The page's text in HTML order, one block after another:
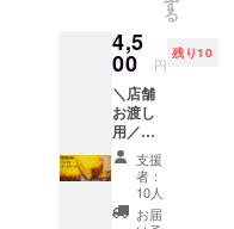
の営業
日のみ
となり
ます ・
キッチ
ンカー
ではご
対応で
きませ
ん（店
法を、
〈郵
送〉も
しくは
〈店舗
での手
渡し〉
どちら
かを選
んでい
の返信
がない
場合、
お電話
をさせ
ていた
だきま
す 備
考欄に
お電話
ん！ ※1
円単位
でプラ
スのご
支援も
して頂
けま
す。 応
援、よ
ろしく
る
4,5
00 円
残り10
＼店舗
お渡し
用／
「LinoL
inoベイ
クド
チーズ
支援
者：
10人
お届